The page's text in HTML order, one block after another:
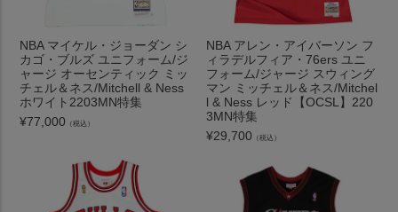
NBA マイケル・ジョーダン シ
カゴ・ブルズ ユニフォーム/ジ
ャージ オーセンティック ミッ
チェル＆ネス/Mitchell & Ness
ホワイト2203MN特集
¥77,000 （税込）
NBA アレン・アイバーソン フ
ィラデルフィア・76ers ユニ
フォーム/ジャージ スウィング
マン ミッチェル＆ネス/Mitchel
l & Ness レッド【OCSL】220
3MN特集
¥29,700 （税込）